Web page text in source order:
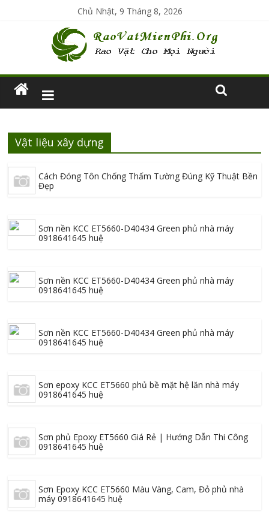
Chủ Nhật, 9 Tháng 8, 2026
Vật liệu xây dựng
Cách Đóng Tôn Chống Thấm Tường Đúng Kỹ Thuật Bền
Đẹp
Sơn nền KCC ET5660-D40434 Green phủ nhà máy
0918641645 huệ
Sơn nền KCC ET5660-D40434 Green phủ nhà máy
0918641645 huệ
Sơn nền KCC ET5660-D40434 Green phủ nhà máy
0918641645 huệ
Sơn epoxy KCC ET5660 phủ bề mặt hệ lăn nhà máy
0918641645 huệ
Sơn phủ Epoxy ET5660 Giá Rẻ | Hướng Dẫn Thi Công
0918641645 huệ
Sơn Epoxy KCC ET5660 Màu Vàng, Cam, Đỏ phủ nhà
máy 0918641645 huệ